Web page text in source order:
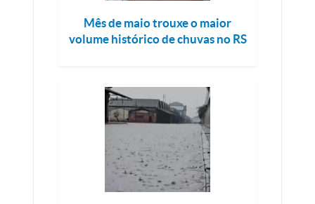
Mês de maio trouxe o maior
volume histórico de chuvas no RS